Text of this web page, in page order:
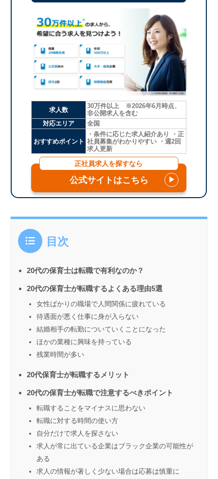
求人数
30万件以上 ※2026年6月時点、
非公開求人を含む
対応エリア
全国
おすすめポイント
・条件に応じた求人紹介あり ・正
社員募集がわかりやすい ・週2回
求人更新
正社員求人を探すなら
公式サイトはこちら ▶
目次
20代の保育士は転職で有利なのか？
20代の保育士が転職するよくある理由5選
女性ばかりの職場で人間関係に疲れている
待遇面が悪く仕事に身が入らない
結婚相手の転勤についていくことになった
ほかの業種に興味を持っている
残業時間が多い
20代保育士が転職するメリット
20代の保育士が転職で注意するべきポイント
転職することをマイナスに思わない
転職に対する時間の使い方
自分だけで求人を探さない
求人が常に出ている企業はブラック企業の可能性が
ある
求人の情報が著しく少ない場合は応募は慎重に